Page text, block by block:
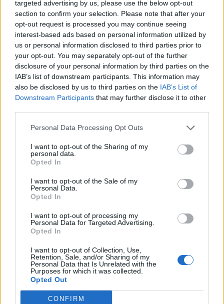
targeted advertising by us, please use the below opt-out
section to confirm your selection. Please note that after your
opt-out request is processed you may continue seeing
interest-based ads based on personal information utilized by
us or personal information disclosed to third parties prior to
your opt-out. You may separately opt-out of the further
disclosure of your personal information by third parties on the
IAB’s list of downstream participants. This information may
also be disclosed by us to third parties on the IAB’s List of
Downstream Participants that may further disclose it to other
Personal Data Processing Opt Outs
I want to opt-out of the Sharing of my
personal data.
Opted In
I want to opt-out of the Sale of my
Personal Data.
Opted In
I want to opt-out of processing my
Personal Data for Targeted Advertising.
Opted In
I want to opt-out of Collection, Use,
Retention, Sale, and/or Sharing of my
Personal Data that Is Unrelated with the
Purposes for which it was collected.
Opted Out
CONFIRM
MTI
2018. szeptember 14. 18:58
Stratégiai megállapodást írt alá a kormány a
svájci Rehau-Automotive vállalatcsoporttal, ennek
keretében 7,1 milliárd forint vissza nem térítendő
támogatást nyújt a cég második gyártóüzemének
létrehozásához - mondta a külgazdasági és
külügyminiszter pénteken Újhartyánban.
én jön a Nyugat-magyarországi Economic Forum, ami
magas szintű szakmai párbeszédet és értékes üzleti
Részletek a linken.Információ és jelentkezésAz
Újhartyánban felépülő autóalkatrész-gyártó üzem
KEDVES OLVASÓNK!
A keresett cikk a portfolio.hu hírarchívumához
tartozik, melynek olvasása előfizetéses
regisztrációhoz kötött.